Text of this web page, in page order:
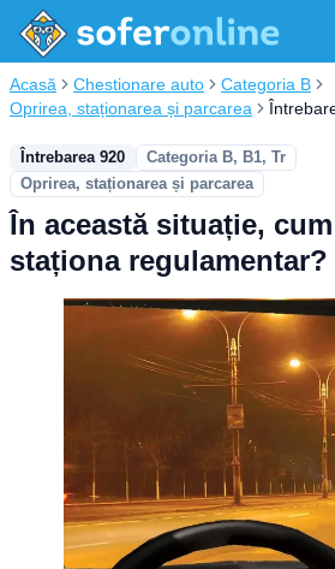
Acasă Chestionare auto
Categoria B
Oprirea, staționarea și parcarea
Întrebarea 920
Categoria B, B1, Tr
Oprirea, staționarea și parcarea
În această situație,
staționa regulamentar?